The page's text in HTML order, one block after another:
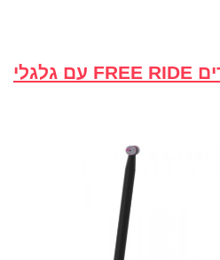
קורקינט מקצועי לילדים FREE RIDE עם גלגלי